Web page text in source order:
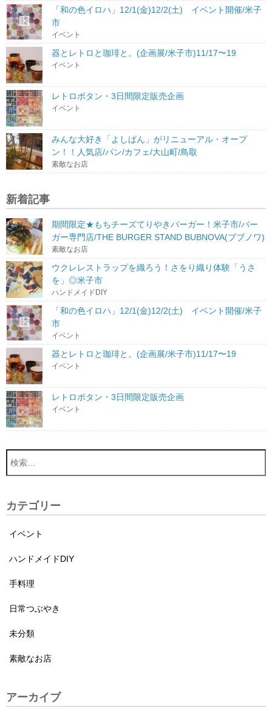
「和の色イロハ」12/1(金)12/2(土) イベント開催/米子
市
イベント
器とレトロと珈琲と。(企画展/米子市)11/17〜19
イベント
レトロボタン・3日間限定販売企画
イベント
みんな大好き「よしぱん」がリニューアル・オープ
ン！！人気店/パン/カフェ/大山町/鳥取
素敵なお店
新着記事
期間限定★もちチーズてりやきバーガー！米子市/バー
ガー専門店/THE BURGER STAND BUBNOVA(ブブノワ)
素敵なお店
ウクレレストラップを織ろう！さをり織り体験「うさ
を」◎米子市
ハンドメイドDIY
「和の色イロハ」12/1(金)12/2(土) イベント開催/米子
市
イベント
器とレトロと珈琲と。(企画展/米子市)11/17〜19
イベント
レトロボタン・3日間限定販売企画
イベント
カテゴリー
イベント
ハンドメイドDIY
手料理
日常つぶやき
未分類
素敵なお店
アーカイブ